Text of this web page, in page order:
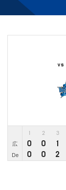
vs
2 3
広 0 0 1
De 0 0 2